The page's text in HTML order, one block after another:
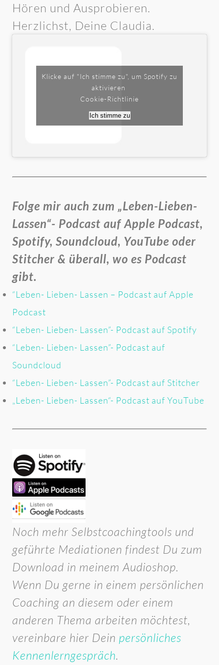
Hören und Ausprobieren.
Herzlichst, Deine Claudia.
Klicke auf "Ich stimme zu", um Spotify zu
aktivieren
Cookie-Richtlinie
Ich stimme zu
Folge mir auch zum „Leben-Lieben-
Lassen“- Podcast auf Apple Podcast,
Spotify, Soundcloud, YouTube oder
Stitcher & überall, wo es Podcast
gibt.
“Leben- Lieben- Lassen – Podcast auf Apple
Podcast
“Leben- Lieben- Lassen”- Podcast auf Spotify
“Leben- Lieben- Lassen”- Podcast auf
Soundcloud
“Leben- Lieben- Lassen”- Podcast auf Stitcher
„Leben- Lieben- Lassen“- Podcast auf YouTube
Noch mehr Selbstcoachingtools und
geführte Mediationen findest Du zum
Download in meinem Audioshop.
Wenn Du gerne in einem persönlichen
Coaching an diesem oder einem
anderen Thema arbeiten möchtest,
vereinbare hier Dein persönliches
Kennenlerngespräch.